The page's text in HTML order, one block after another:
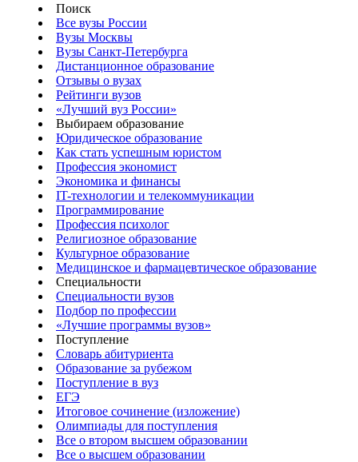
Поиск
Все вузы России
Вузы Москвы
Вузы Санкт-Петербурга
Дистанционное образование
Отзывы о вузах
Рейтинги вузов
«Лучший вуз России»
Выбираем образование
Юридическое образование
Как стать успешным юристом
Профессия экономист
Экономика и финансы
IT-технологии и телекоммуникации
Программирование
Профессия психолог
Религиозное образование
Культурное образование
Медицинское и фармацевтическое образование
Специальности
Специальности вузов
Подбор по профессии
«Лучшие программы вузов»
Поступление
Словарь абитуриента
Образование за рубежом
Поступление в вуз
ЕГЭ
Итоговое сочинение (изложение)
Олимпиады для поступления
Все о втором высшем образовании
Все о высшем образовании